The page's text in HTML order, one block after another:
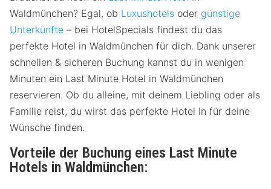
Waldmünchen? Egal, ob Luxushotels oder günstige
Unterkünfte – bei HotelSpecials findest du das
perfekte Hotel in Waldmünchen für dich. Dank unserer
schnellen & sicheren Buchung kannst du in wenigen
Minuten ein Last Minute Hotel in Waldmünchen
reservieren. Ob du alleine, mit deinem Liebling oder als
Familie reist, du wirst das perfekte Hotel in für deine
Wünsche finden.
Vorteile der Buchung eines Last Minute
Hotels in Waldmünchen: